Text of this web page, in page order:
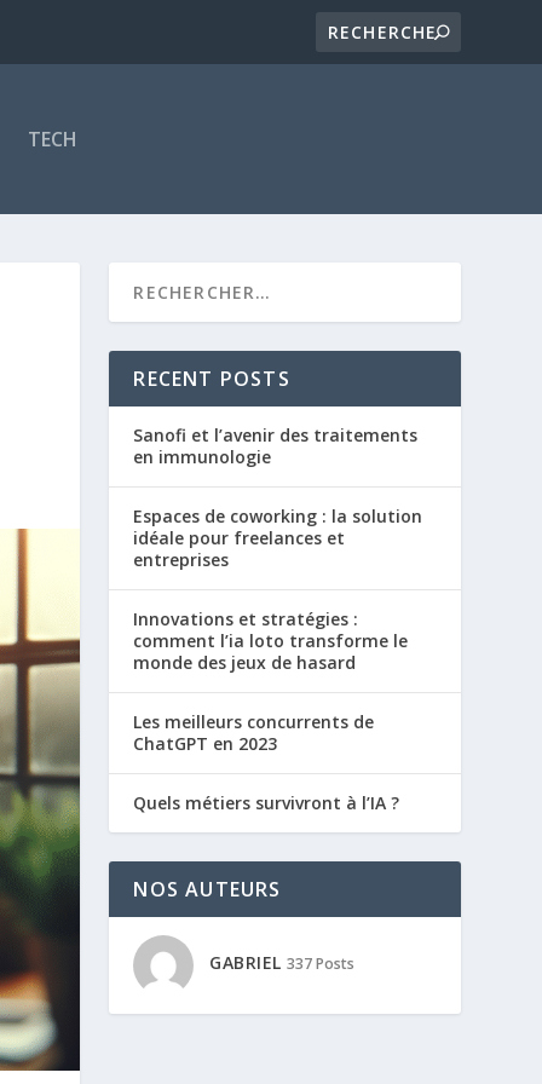
TECH
RECENT POSTS
Sanofi et l’avenir des traitements
en immunologie
Espaces de coworking : la solution
idéale pour freelances et
entreprises
Innovations et stratégies :
comment l’ia loto transforme le
monde des jeux de hasard
Les meilleurs concurrents de
ChatGPT en 2023
Quels métiers survivront à l’IA ?
NOS AUTEURS
GABRIEL 337 Posts